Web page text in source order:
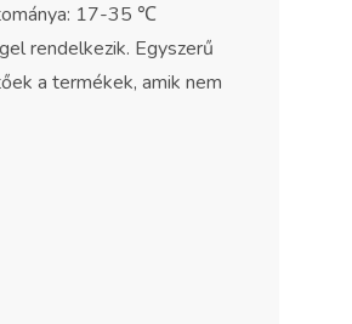
17-35 ℃
rendelkezik. Egyszerű
a termékek, amik nem